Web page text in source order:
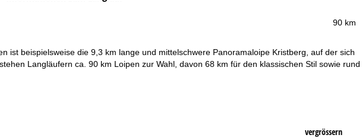
90 km
ist beispielsweise die 9,3 km lange und mittelschwere Panoramaloipe Kristberg, auf der sich
Langläufern ca. 90 km Loipen zur Wahl, davon 68 km für den klassischen Stil sowie rund
vergrössern